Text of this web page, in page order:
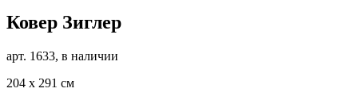
Ковер Зиглер
арт. 1633, в наличии
204 х 291 см